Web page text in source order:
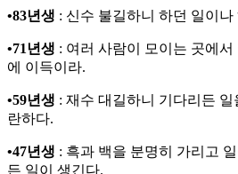
•83년생 : 신수 불길하니 하던 일이
•71년생 : 여러 사람이 모이는 곳에
에 이득이라.
•59년생 : 재수 대길하니 기다리든
란하다.
•47년생 : 흑과 백을 분명히 가리고
든 일이 생긴다.